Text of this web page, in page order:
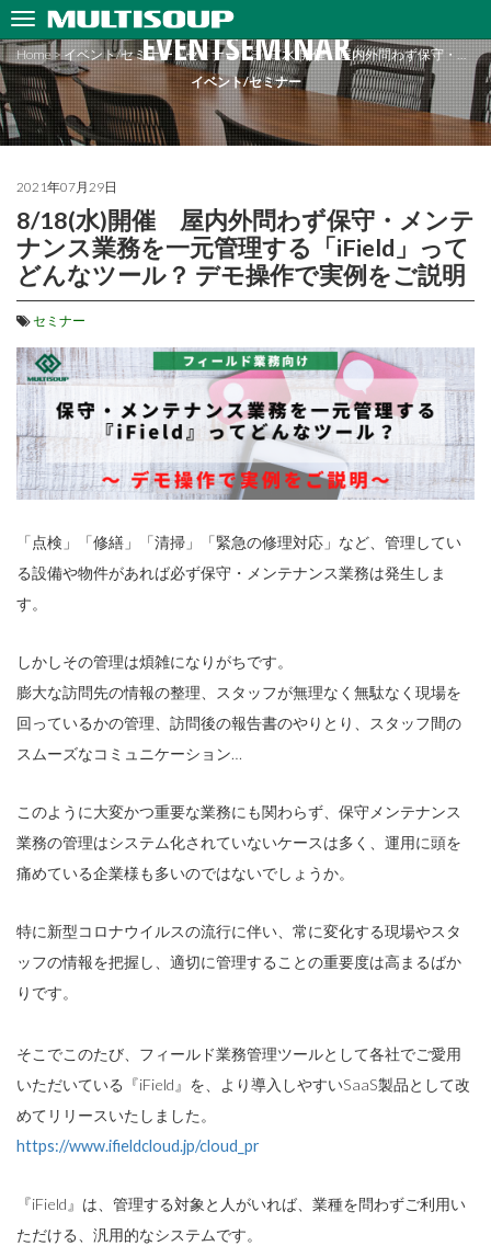
EVENTSEMINAR
イベント/セミナー
Home>イベント/セミナー>セミナー>8/18(水)開催 屋内外問わず保守・…
2021年07月29日
8/18(水)開催 屋内外問わず保守・メンテ
ナンス業務を一元管理する「iField」って
どんなツール？ デモ操作で実例をご説明
セミナー
「点検」「修繕」「清掃」「緊急の修理対応」など、管理してい
る設備や物件があれば必ず保守・メンテナンス業務は発生しま
す。
しかしその管理は煩雑になりがちです。
膨大な訪問先の情報の整理、スタッフが無理なく無駄なく現場を
回っているかの管理、訪問後の報告書のやりとり、スタッフ間の
スムーズなコミュニケーション…
このように大変かつ重要な業務にも関わらず、保守メンテナンス
業務の管理はシステム化されていないケースは多く、運用に頭を
痛めている企業様も多いのではないでしょうか。
特に新型コロナウイルスの流行に伴い、常に変化する現場やスタ
ッフの情報を把握し、適切に管理することの重要度は高まるばか
りです。
そこでこのたび、フィールド業務管理ツールとして各社でご愛用
いただいている『iField』を、より導入しやすいSaaS製品として改
めてリリースいたしました。
https://www.ifieldcloud.jp/cloud_pr
『iField』は、管理する対象と人がいれば、業種を問わずご利用い
ただける、汎用的なシステムです。